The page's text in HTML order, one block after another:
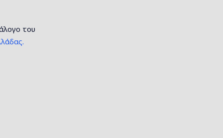
του